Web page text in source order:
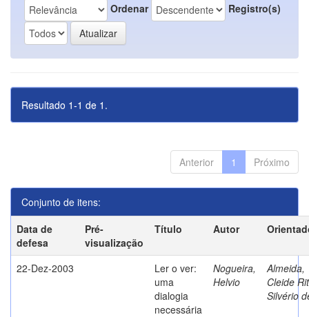
Ordenar Registro(s)
Resultado 1-1 de 1.
Anterior 1 Próximo
Conjunto de itens:
Data de
defesa
Pré-
visualização
Título Autor
22-Dez-2003
Ler o ver:
uma
dialogia
necessária
Nogueira,
Helvio
Almeida,
Cleide
Silvério